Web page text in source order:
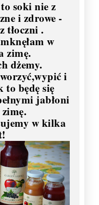
soki nie z
i zdrowe -
tłoczni .
w
zimę.
dżemy.
i
to będę się
jabłoni
zimę.
w kilka